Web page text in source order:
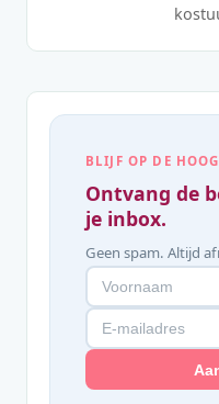
BLIJF OP DE
Ontvang de
je inbox.
Geen spam. Altijd